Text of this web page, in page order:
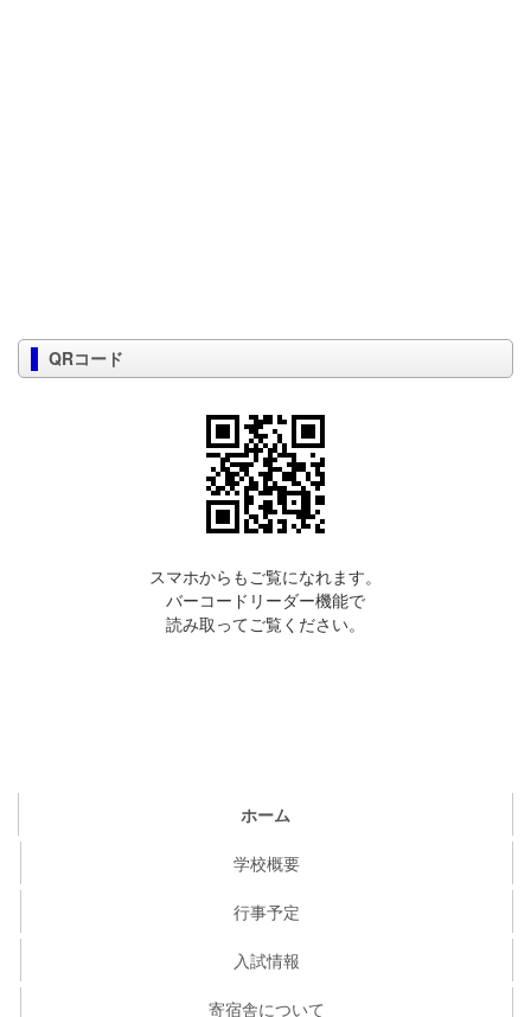
QRコード
スマホからもご覧になれます。
バーコードリーダー機能で
読み取ってご覧ください。
ホーム
学校概要
行事予定
入試情報
寄宿舎について